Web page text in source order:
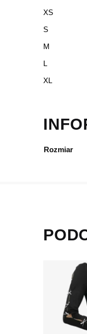
XS
S
M
L
XL
Rozmiar